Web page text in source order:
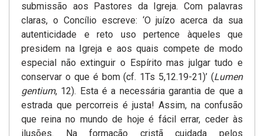
submissão aos Pastores da Igreja. Com palavras
claras, o Concílio escreve: ‘O juízo acerca da sua
autenticidade e reto uso pertence àqueles que
presidem na Igreja e aos quais compete de modo
especial não extinguir o Espírito mas julgar tudo e
conservar o que é bom (cf. 1Ts 5,12.19-21)’ (Lumen
gentium, 12). Esta é a necessária garantia de que a
estrada que percorreis é justa! Assim, na confusão
que reina no mundo de hoje é fácil errar, ceder às
ilusões. Na formação cristã cuidada pelos